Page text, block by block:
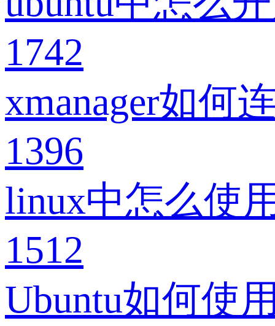
1742
xmanager如何
1396
linux中怎么使
1512
Ubuntu如何使